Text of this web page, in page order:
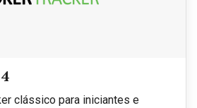
clássico para iniciantes e